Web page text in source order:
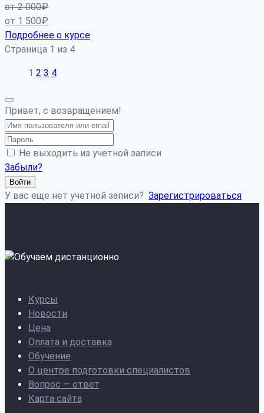
от2 000₽
от 1 500₽
Подробнее о курсе
Страница 1 из 4
1 2 3 4
Привет, с возвращением!
Не выходить из учетной записи
Забыли?
Войти
У вас еще нет учетной записи? Зарегистрироваться
Курсы
Новости
Цена
Оплата и доставка
Обучение
О центре подготовки специалистов
Вопрос — ответ
Карта сайта